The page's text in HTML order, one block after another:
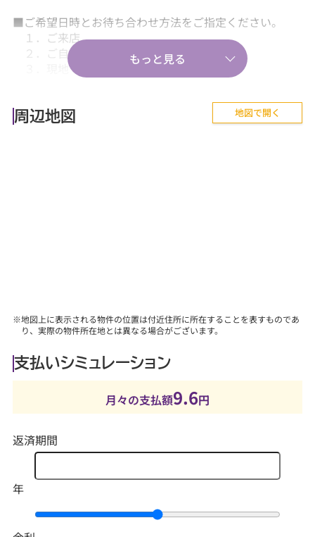
■ご希望日時とお待ち合わせ方法をご指定ください。
１．ご来店
２．ご自宅送迎
３．現地・最寄駅等でのお待ち合わせ。
■『失敗しない住まい選びのポイント！』、『購入の流
周辺地図 地図で開く
※地図上に表示される物件の位置は付近住所に所在することを表すものであ
り、実際の物件所在地とは異なる場合がございます。
支払いシミュレーション
月々の支払額9.6円
返済期間
年